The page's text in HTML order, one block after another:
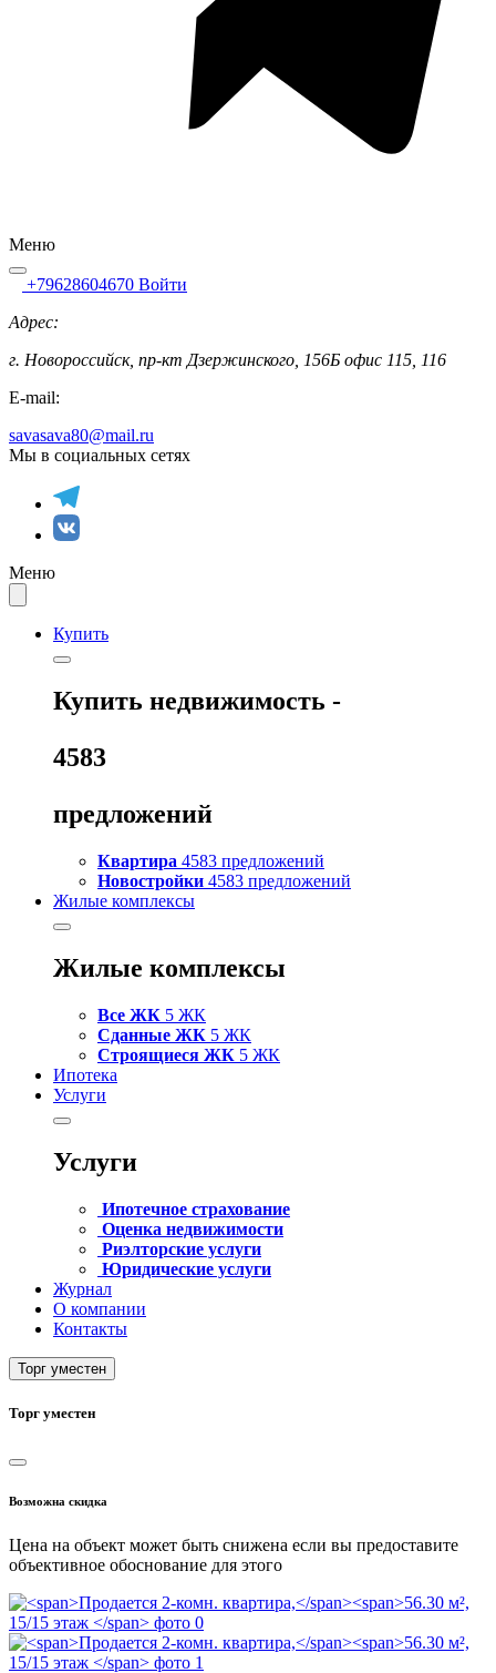
Меню
+79628604670 Войти
Адрес:
г. Новороссийск, пр-кт Дзержинского, 156Б офис 115, 116
E-mail:
savasava80@mail.ru
Мы в социальных сетях
Меню
Купить
Купить недвижимость -
4583
предложений
Квартира 4583 предложений
Новостройки 4583 предложений
Жилые комплексы
Жилые комплексы
Все ЖК 5 ЖК
Сданные ЖК 5 ЖК
Строящиеся ЖК 5 ЖК
Ипотека
Услуги
Услуги
Ипотечное страхование
Оценка недвижимости
Риэлторские услуги
Юридические услуги
Журнал
О компании
Контакты
Торг уместен
Торг уместен
Возможна скидка
Цена на объект может быть снижена если вы предоставите
объективное обоснование для этого